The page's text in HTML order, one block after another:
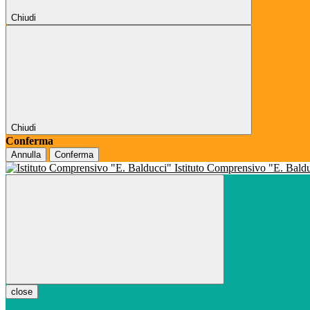
Chiudi
Chiudi
Conferma
Annulla Conferma
Istituto Comprensivo "E.
close